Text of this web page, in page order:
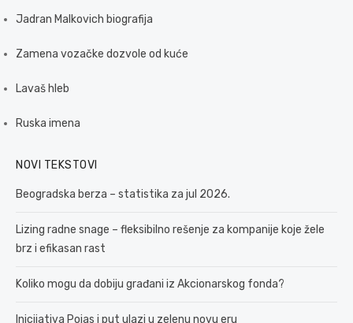
Jadran Malkovich biografija
Zamena vozačke dozvole od kuće
Lavaš hleb
Ruska imena
NOVI TEKSTOVI
Beogradska berza – statistika za jul 2026.
Lizing radne snage – fleksibilno rešenje za kompanije koje žele
brz i efikasan rast
Koliko mogu da dobiju građani iz Akcionarskog fonda?
Inicijativa Pojas i put ulazi u zelenu novu eru